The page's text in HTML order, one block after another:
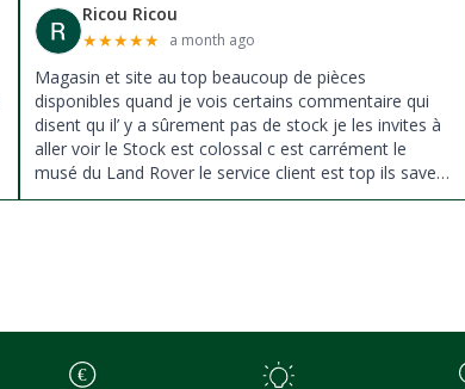
Ricou Ricou
★★★★★ a month ago
Magasin et site au top beaucoup de pièces
disponibles quand je vois certains commentaire qui
disent qu il’ y a sûrement pas de stock je les invites à
aller voir le Stock est colossal c est carrément le
musé du Land Rover le service client est top ils savent
donné des conseils et ne pousse pas à la vente ils